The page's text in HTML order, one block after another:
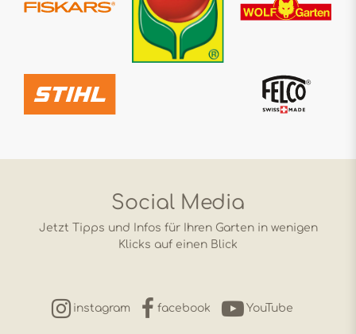
Social Media
Jetzt Tipps und Infos für Ihren Garten in wenigen
Klicks auf einen Blick
instagram facebook YouTube